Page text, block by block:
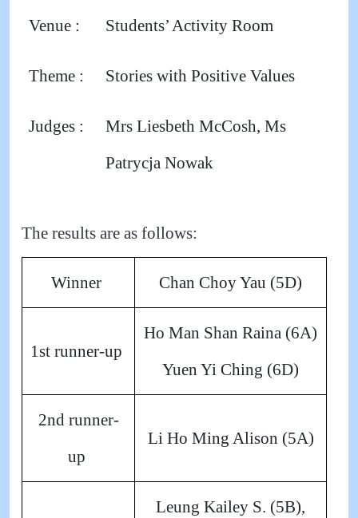
Venue : Students’ Activity Room
Theme : Stories with Positive Values
Judges :
Mrs Liesbeth McCosh, Ms
Patrycja Nowak
The results are as follows:
Winner Chan Choy Yau (5D)
1st runner-up
Ho Man Shan Raina (6A)
Yuen Yi Ching (6D)
2nd runner-
up
Li Ho Ming Alison (5A)
Leung Kailey S. (5B),